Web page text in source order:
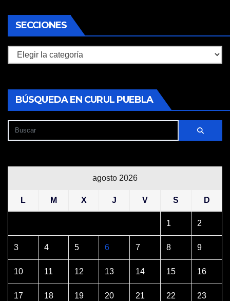
SECCIONES
Secciones
BÚSQUEDA EN CURUL PUEBLA
agosto 2026
L M X J V S D
1 2
3 4 5 6 7 8 9
10 11 12 13 14 15 16
17 18 19 20 21 22 23